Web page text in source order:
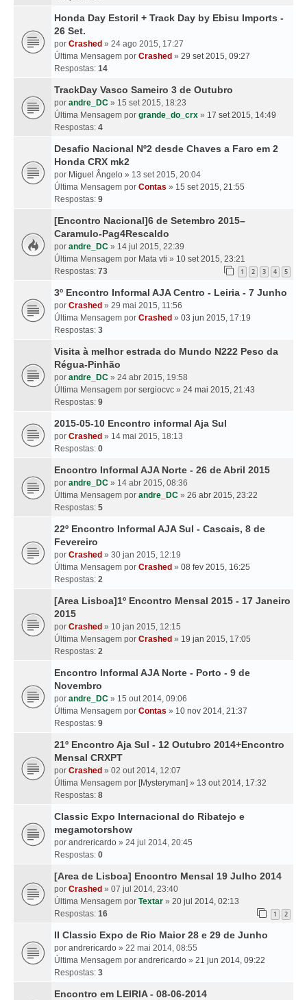
Honda Day Estoril + Track Day by Ebisu Imports -
26 Set.
por Crashed » 24 ago 2015, 17:27
Última Mensagem por Crashed » 29 set 2015, 09:27
Respostas: 14
TrackDay Vasco Sameiro 3 de Outubro
por andre_DC » 15 set 2015, 18:23
Última Mensagem por grande_do_crx » 17 set 2015, 14:49
Respostas: 4
Desafio Nacional Nº2 desde Chaves a Faro em 2
Honda CRX mk2
por Miguel Ângelo » 13 set 2015, 20:04
Última Mensagem por Contas » 15 set 2015, 21:55
Respostas: 9
[Encontro Nacional]6 de Setembro 2015–
Caramulo-Pag4Rescaldo
por andre_DC » 14 jul 2015, 22:39
Última Mensagem por Mata vti » 10 set 2015, 23:21
Respostas: 73 1 2 3 4 5
3º Encontro Informal AJA Centro - Leiria - 7 Junho
por Crashed » 29 mai 2015, 11:56
Última Mensagem por Crashed » 03 jun 2015, 17:19
Respostas: 3
Visita à melhor estrada do Mundo N222 Peso da
Régua-Pinhão
por andre_DC » 24 abr 2015, 19:58
Última Mensagem por sergiocvc » 24 mai 2015, 21:43
Respostas: 9
2015-05-10 Encontro informal Aja Sul
por Crashed » 14 mai 2015, 18:13
Respostas: 0
Encontro Informal AJA Norte - 26 de Abril 2015
por andre_DC » 14 abr 2015, 08:36
Última Mensagem por andre_DC » 26 abr 2015, 23:22
Respostas: 5
22º Encontro Informal AJA Sul - Cascais, 8 de
Fevereiro
por Crashed » 30 jan 2015, 12:19
Última Mensagem por Crashed » 08 fev 2015, 16:25
Respostas: 2
[Area Lisboa]1º Encontro Mensal 2015 - 17 Janeiro
2015
por Crashed » 10 jan 2015, 12:15
Última Mensagem por Crashed » 19 jan 2015, 17:05
Respostas: 2
Encontro Informal AJA Norte - Porto - 9 de
Novembro
por andre_DC » 15 out 2014, 09:06
Última Mensagem por Contas » 10 nov 2014, 21:37
Respostas: 9
21º Encontro Aja Sul - 12 Outubro 2014+Encontro
Mensal CRXPT
por Crashed » 02 out 2014, 12:07
Última Mensagem por [Mysteryman] » 13 out 2014, 17:32
Respostas: 8
Classic Expo Internacional do Ribatejo e
megamotorshow
por andrericardo » 24 jul 2014, 20:45
Respostas: 0
[Area de Lisboa] Encontro Mensal 19 Julho 2014
por Crashed » 07 jul 2014, 23:40
Última Mensagem por Textar » 20 jul 2014, 02:13
Respostas: 16 1 2
II Classic Expo de Rio Maior 28 e 29 de Junho
por andrericardo » 22 mai 2014, 08:55
Última Mensagem por andrericardo » 21 jun 2014, 09:22
Respostas: 3
Encontro em LEIRIA - 08-06-2014